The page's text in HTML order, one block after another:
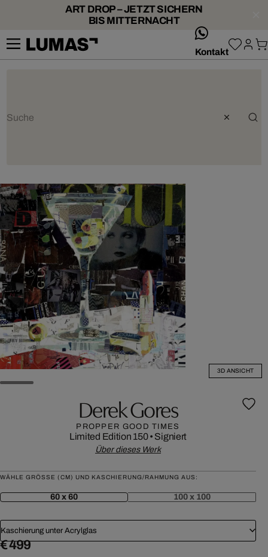
ART DROP – JETZT SICHERN
BIS MITTERNACHT
Kontakt
3D ANSICHT
Derek Gores
PROPPER GOOD TIMES
Limited Edition 150• Signiert
Über dieses Werk
WÄHLE GRÖSSE (CM) UND KASCHIERUNG/RAHMUNG AUS:
60 x 60 100 x 100
Kaschierung unter Acrylglas
€ 499